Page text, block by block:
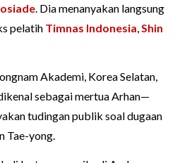
. Dia menanyakan langsung
pelatih Timnas Indonesia,Shin
Akademi, Korea Selatan,
sebagai mertua Arhan—
tudingan publik soal dugaan
Tae-yong.